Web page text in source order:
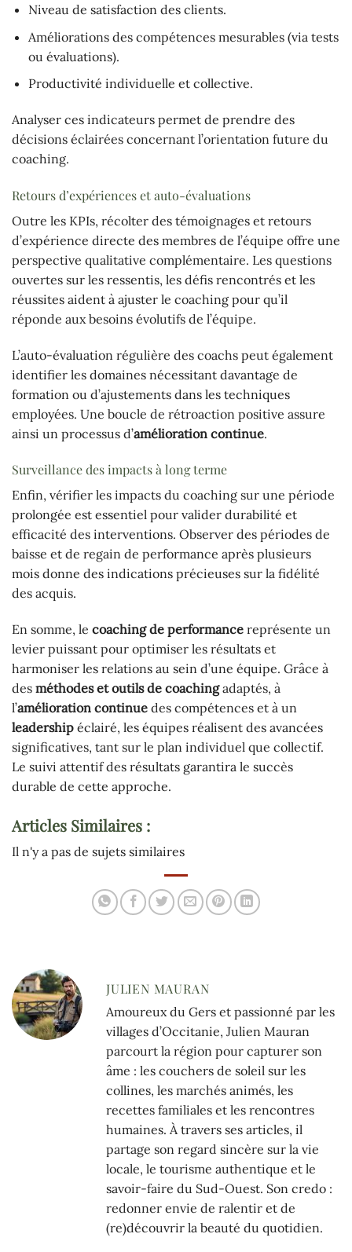
Niveau de satisfaction des clients.
Améliorations des compétences mesurables (via tests
ou évaluations).
Productivité individuelle et collective.
Analyser ces indicateurs permet de prendre des
décisions éclairées concernant l’orientation future du
coaching.
Retours d’expériences et auto-évaluations
Outre les KPIs, récolter des témoignages et retours
d’expérience directe des membres de l’équipe offre une
perspective qualitative complémentaire. Les questions
ouvertes sur les ressentis, les défis rencontrés et les
réussites aident à ajuster le coaching pour qu’il
réponde aux besoins évolutifs de l’équipe.
L’auto-évaluation régulière des coachs peut également
identifier les domaines nécessitant davantage de
formation ou d’ajustements dans les techniques
employées. Une boucle de rétroaction positive assure
ainsi un processus d’amélioration continue.
Surveillance des impacts à long terme
Enfin, vérifier les impacts du coaching sur une période
prolongée est essentiel pour valider durabilité et
efficacité des interventions. Observer des périodes de
baisse et de regain de performance après plusieurs
mois donne des indications précieuses sur la fidélité
des acquis.
En somme, le coaching de performance représente un
levier puissant pour optimiser les résultats et
harmoniser les relations au sein d’une équipe. Grâce à
des méthodes et outils de coachingadaptés, à
l’amélioration continue des compétences et à un
leadership éclairé, les équipes réalisent des avancées
significatives, tant sur le plan individuel que collectif.
Le suivi attentif des résultats garantira le succès
durable de cette approche.
Articles Similaires :
Il n'y a pas de sujets similaires
JULIEN MAURAN
Amoureux du Gers et passionné par les
villages d’Occitanie, Julien Mauran
parcourt la région pour capturer son
âme : les couchers de soleil sur les
collines, les marchés animés, les
recettes familiales et les rencontres
humaines. À travers ses articles, il
partage son regard sincère sur la vie
locale, le tourisme authentique et le
savoir-faire du Sud-Ouest. Son credo :
redonner envie de ralentir et de
(re)découvrir la beauté du quotidien.